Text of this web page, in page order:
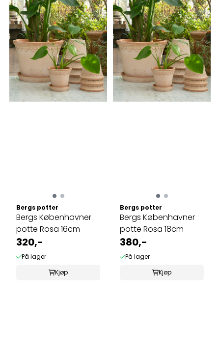
Bergs potter
Bergs Københavner
potte Rosa 16cm
320,-
På lager
Kjøp
Bergs potter
Bergs Københavner
potte Rosa 18cm
380,-
På lager
Kjøp